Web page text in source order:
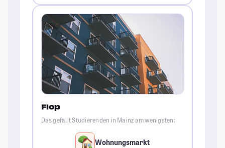
Flop
Das gefällt Studierenden in Mainz am wenigsten:
Wohnungsmarkt